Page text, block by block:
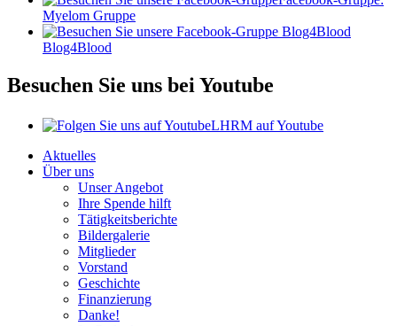
Myelom Gruppe
Blog4Blood
Besuchen Sie uns bei Youtube
LHRM auf Youtube
Aktuelles
Über uns
Unser Angebot
Ihre Spende hilft
Tätigkeitsberichte
Bildergalerie
Mitglieder
Vorstand
Geschichte
Finanzierung
Danke!